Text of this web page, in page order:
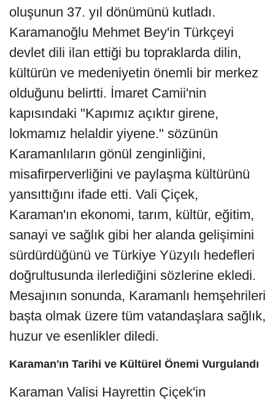
oluşunun 37. yıl dönümünü kutladı.
Karamanoğlu Mehmet Bey'in Türkçeyi
devlet dili ilan ettiği bu topraklarda dilin,
kültürün ve medeniyetin önemli bir merkez
olduğunu belirtti. İmaret Camii'nin
kapısındaki "Kapımız açıktır girene,
lokmamız helaldir yiyene." sözünün
Karamanlıların gönül zenginliğini,
misafirperverliğini ve paylaşma kültürünü
yansıttığını ifade etti. Vali Çiçek,
Karaman'ın ekonomi, tarım, kültür, eğitim,
sanayi ve sağlık gibi her alanda gelişimini
sürdürdüğünü ve Türkiye Yüzyılı hedefleri
doğrultusunda ilerlediğini sözlerine ekledi.
Mesajının sonunda, Karamanlı hemşehrileri
başta olmak üzere tüm vatandaşlara sağlık,
huzur ve esenlikler diledi.
Karaman'ın Tarihi ve Kültürel Önemi Vurgulandı
Karaman Valisi Hayrettin Çiçek'in